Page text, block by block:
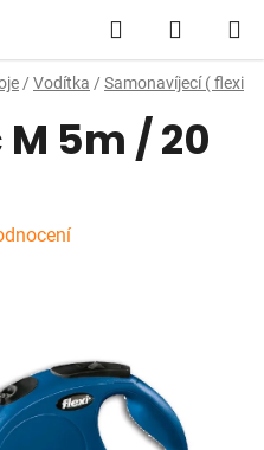
Hledat
KOŠÍK
/ Vodítka / Samonavíjecí ( flexi
5m / 20